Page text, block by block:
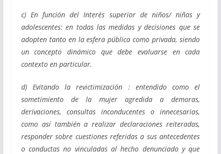
c) En función del Interés superior de niños/ niñas y
adolescentes: en todas las medidas y decisiones que se
adopten tanto en la esfera pública como privada, siendo
un concepto dinámico que debe evaluarse en cada
contexto en particular.
d) Evitando la revictimización : entendido como el
sometimiento de la mujer agredida a demoras,
derivaciones, consultas inconducentes o innecesarias,
como así también a realizar declaraciones reiteradas,
responder sobre cuestiones referidas a sus antecedentes
o conductas no vinculadas al hecho denunciado y que